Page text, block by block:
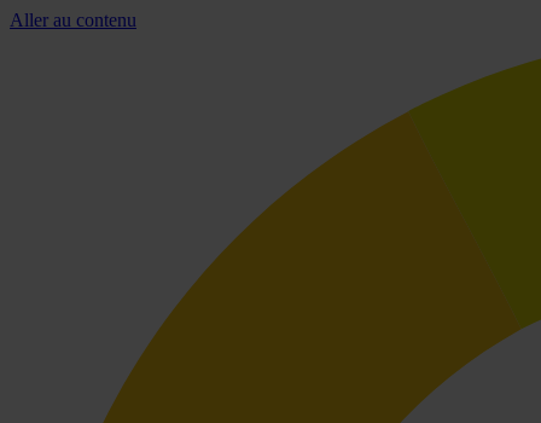
Aller au contenu